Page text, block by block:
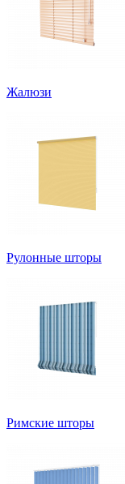
Жалюзи
Рулонные шторы
Римские шторы